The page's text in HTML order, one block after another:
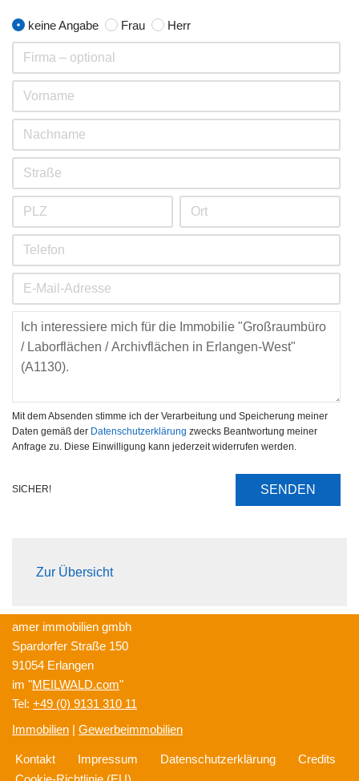
keine Angabe Frau Herr
Mit dem Absenden stimme ich der Verarbeitung und Speicherung meiner
Daten gemäß der Datenschutzerklärung zwecks Beantwortung meiner
Anfrage zu. Diese Einwilligung kann jederzeit widerrufen werden.
SICHER! SENDEN
Zur Übersicht
amer immobilien gmbh
Spardorfer Straße 150
91054 Erlangen
im "MEILWALD.com"
Tel: +49 (0) 9131 310 11
Immobilien | Gewerbeimmobilien
Kontakt Impressum Datenschutzerklärung
Credits